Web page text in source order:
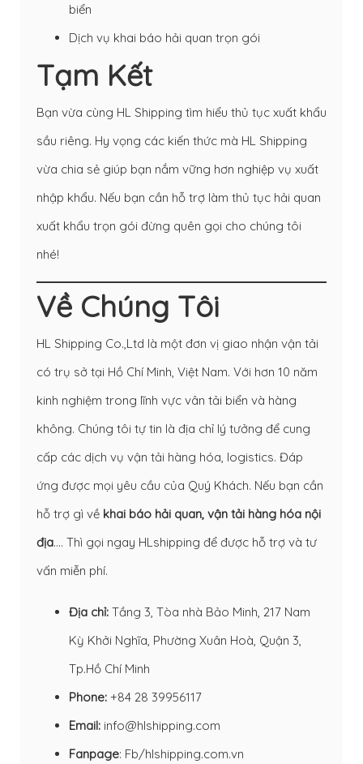
biển
Dịch vụ khai báo hải quan trọn gói
Tạm Kết
Bạn vừa cùng HL Shipping tìm hiểu thủ tục xuất khẩu
sầu riêng. Hy vọng các kiến thức mà HL Shipping
vừa chia sẻ giúp bạn nắm vững hơn nghiệp vụ xuất
nhập khẩu. Nếu bạn cần hỗ trợ làm thủ tục hải quan
xuất khẩu trọn gói đừng quên gọi cho chúng tôi
nhé!
Về Chúng Tôi
HL Shipping Co.,Ltd là một đơn vị giao nhận vận tải
có trụ sở tại Hồ Chí Minh, Việt Nam. Với hơn 10 năm
kinh nghiệm trong lĩnh vực vân tải biển và hàng
không. Chúng tôi tự tin là địa chỉ lý tưởng để cung
cấp các dịch vụ vận tải hàng hóa, logistics. Đáp
ứng được mọi yêu cầu của Quý Khách. Nếu bạn cần
hỗ trợ gì về khai báo hải quan, vận tải hàng hóa nội
địa…. Thì gọi ngay HLshipping để được hỗ trợ và tư
vấn miễn phí.
Địa chỉ: Tầng 3, Tòa nhà Bảo Minh, 217 Nam
Kỳ Khởi Nghĩa, Phường Xuân Hoà, Quận 3,
Tp.Hồ Chí Minh
Phone: +84 28 39956117
Email: info@hlshipping.com
Fanpage: Fb/hlshipping.com.vn